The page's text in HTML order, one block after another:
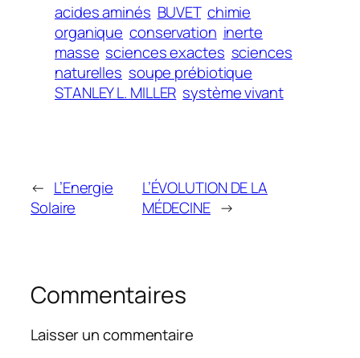
acides aminés BUVET chimie
organique conservation inerte
masse sciences exactes sciences
naturelles soupe prébiotique
STANLEY L. MILLER système vivant
← L’Energie
Solaire
L’ÉVOLUTION DE LA
MÉDECINE →
Commentaires
Laisser un commentaire